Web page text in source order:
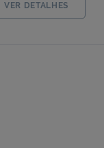
VER DETALHES